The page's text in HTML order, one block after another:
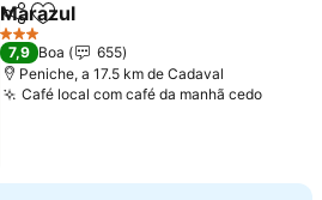
PartilharAdicionar aos favoritos
Marazul
3 Estrelas
7,9 Boa
655
Peniche, a 17.5 km de Cadaval
Café local com café da manhã cedo